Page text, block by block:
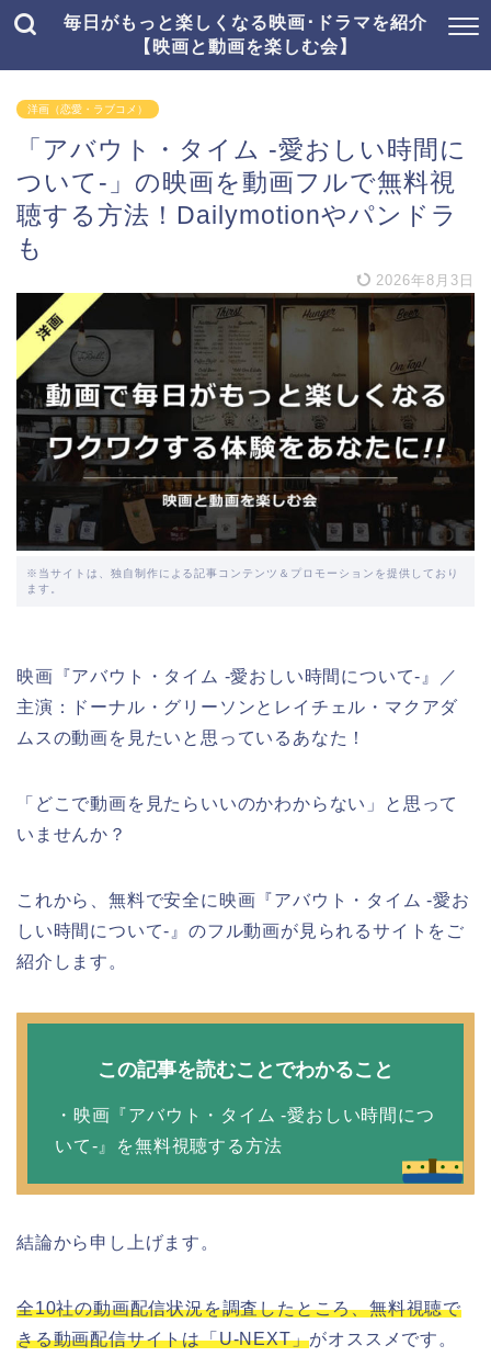
毎日がもっと楽しくなる映画･ドラマを紹介
【映画と動画を楽しむ会】
洋画（恋愛・ラブコメ）
「アバウト・タイム -愛おしい時間に
ついて-」の映画を動画フルで無料視
聴する方法！Dailymotionやパンドラ
も
2026年8月3日
※当サイトは、独自制作による記事コンテンツ＆プロモーションを提供しており
ます。
映画『アバウト・タイム -愛おしい時間について-』／
主演：ドーナル・グリーソンとレイチェル・マクアダ
ムスの動画を見たいと思っているあなた！
「どこで動画を見たらいいのかわからない」と思って
いませんか？
これから、無料で安全に映画『アバウト・タイム -愛お
しい時間について-』のフル動画が見られるサイトをご
紹介します。
この記事を読むことでわかること
・映画『アバウト・タイム -愛おしい時間につ
いて-』を無料視聴する方法
結論から申し上げます。
全10社の動画配信状況を調査したところ、無料視聴で
きる動画配信サイトは「U-NEXT」がオススメです。